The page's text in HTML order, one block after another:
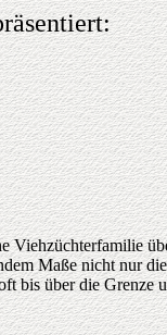
Maße nicht nur
bis über die Grenze